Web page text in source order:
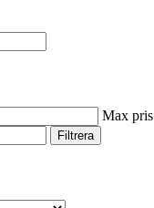
Max pris
Filtrera